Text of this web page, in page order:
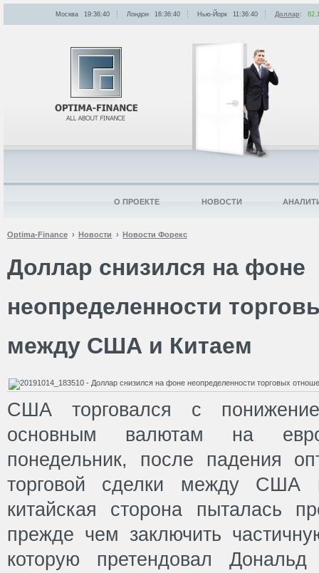
Optima-Finance Новости Новости Форекс
Доллар снизился на фоне
неопределенности
между США и Китаем
США торговался с
основным валютам на
понедельник, после падения
торговой сделки между США
китайская сторона пыталась
прежде чем заключить
которую претендовал
Москва 19:36:40 Лондон 16:36:40 Нью-Йорк 11:36:40 Доллар:
О ПРОЕКТЕ НОВОСТИ